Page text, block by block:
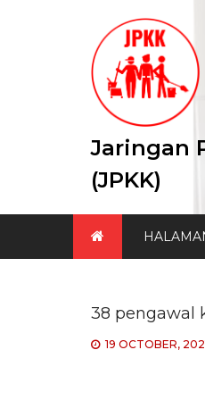
Jaringan
(JPKK)
38 pengawal
19 OCTOBER,